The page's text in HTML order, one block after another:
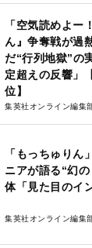
「空気読めよー
ん』争奪戦が過
だ“行列地獄”の
定超えの反響」
位】
集英社オンライン編集
「もっちゅりん
ニアが語る“幻
体「見た目のイ
集英社オンライン編集